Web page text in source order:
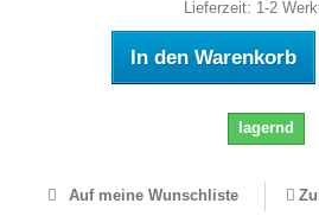
Lieferzeit: 1-2
In den Warenkorb
lagernd
Auf meine Wunschliste